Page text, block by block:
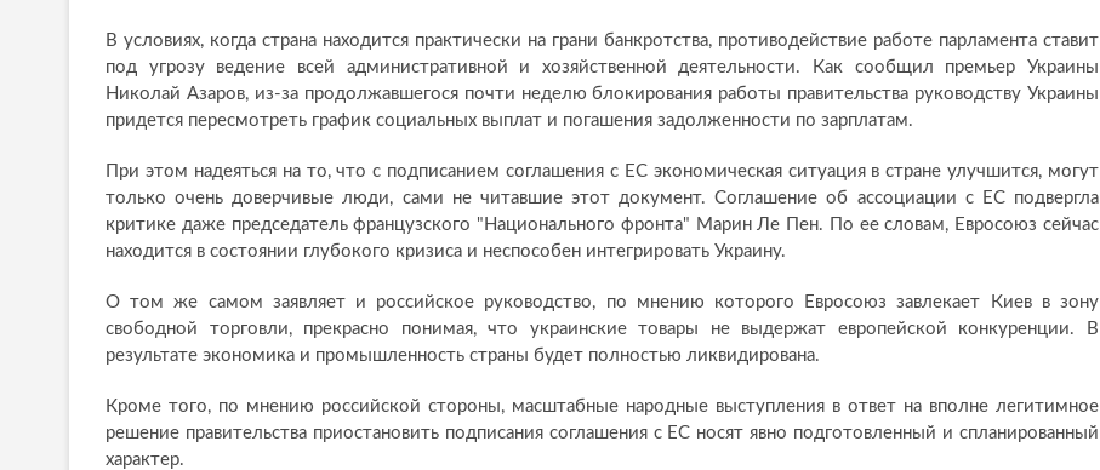
В условиях, когда страна находится практически на грани банкротства, противодействие работе парламента ставит
под угрозу ведение всей административной и хозяйственной деятельности. Как сообщил премьер Украины
Николай Азаров, из-за продолжавшегося почти неделю блокирования работы правительства руководству Украины
придется пересмотреть график социальных выплат и погашения задолженности по зарплатам.
При этом надеяться на то, что с подписанием соглашения с ЕС экономическая ситуация в стране улучшится, могут
только очень доверчивые люди, сами не читавшие этот документ. Соглашение об ассоциации с ЕС подвергла
критике даже председатель французского "Национального фронта" Марин Ле Пен. По ее словам, Евросоюз сейчас
находится в состоянии глубокого кризиса и неспособен интегрировать Украину.
О том же самом заявляет и российское руководство, по мнению которого Евросоюз завлекает Киев в зону
свободной торговли, прекрасно понимая, что украинские товары не выдержат европейской конкуренции. В
результате экономика и промышленность страны будет полностью ликвидирована.
Кроме того, по мнению российской стороны, масштабные народные выступления в ответ на вполне легитимное
решение правительства приостановить подписания соглашения с ЕС носят явно подготовленный и спланированный
характер.